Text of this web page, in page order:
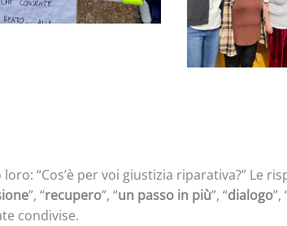
“Cos’è per voi giustizia riparativa?” Le
”, “recupero”, “un passo in più”, “dialogo”,
condivise.